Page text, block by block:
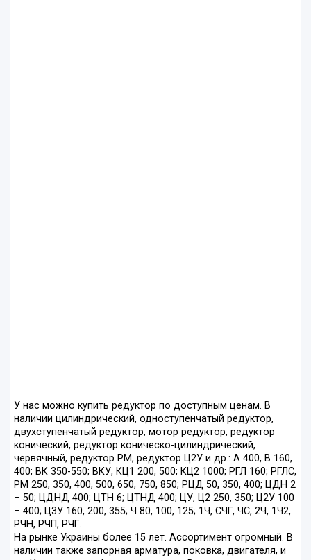
У нас можно купить редуктор по доступным ценам. В
наличии цилиндрический, одноступенчатый редуктор,
двухступенчатый редуктор, мотор редуктор, редуктор
конический, редуктор коническо-цилиндрический,
червячный, редуктор РМ, редуктор Ц2У и др.: А 400, В 160,
400; ВК 350-550; ВКУ, КЦ1 200, 500; КЦ2 1000; РГЛ 160; РГЛС,
РМ 250, 350, 400, 500, 650, 750, 850; РЦД 50, 350, 400; ЦДН 2
– 50; ЦДНД 400; ЦТН 6; ЦТНД 400; ЦУ, Ц2 250, 350; Ц2У 100
– 400; Ц3У 160, 200, 355; Ч 80, 100, 125; 1Ч, СЧГ, ЧС, 2Ч, 1Ч2,
РЧН, РЧП, РЧГ.
На рынке Украины более 15 лет. Ассортимент огромный. В
наличии также запорная арматура, поковка, двигателя, и